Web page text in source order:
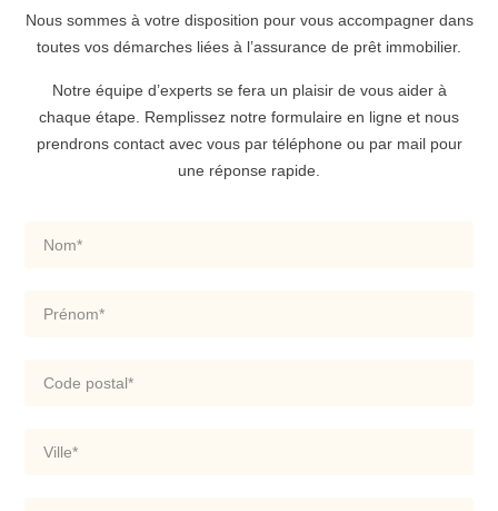
Nous sommes à votre disposition pour vous accompagner dans
toutes vos démarches liées à l’assurance de prêt immobilier.
Notre équipe d’experts se fera un plaisir de vous aider à
chaque étape. Remplissez notre formulaire en ligne et nous
prendrons contact avec vous par téléphone ou par mail pour
une réponse rapide.